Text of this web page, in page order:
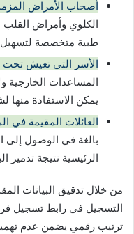
أصحاب الأمراض
الكلوي وأمراض القلب
طبية متخصصة لتسهيل
الأسر التي تعيش تحت
المساعدات الخارجية
يمكن الاستفادة منها
العائلات المقيمة في
بالغة في الوصول إلى
الرئيسية نتيجة تدمير
من خلال تدقيق البيانات
التسجيل في رابط تسجيل
ترتيب رقمي يضمن عدم